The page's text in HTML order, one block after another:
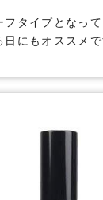
フタイプとなっ
日にもオススメで